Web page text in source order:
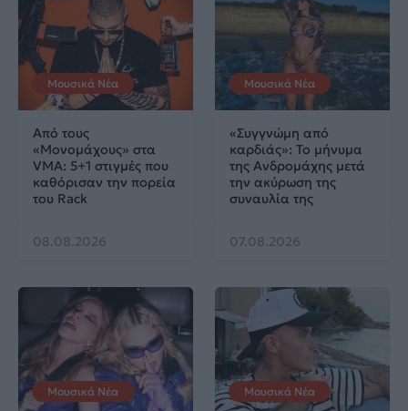
Μουσικά Νέα
Από τους
«Μονομάχους» στα
VMA: 5+1 στιγμές που
καθόρισαν την πορεία
του Rack
08.08.2026
Μουσικά Νέα
«Συγγνώμη από
καρδιάς»: Το μήνυμα
της Ανδρομάχης μετά
την ακύρωση της
συναυλία της
07.08.2026
Μουσικά Νέα Μουσικά Νέα